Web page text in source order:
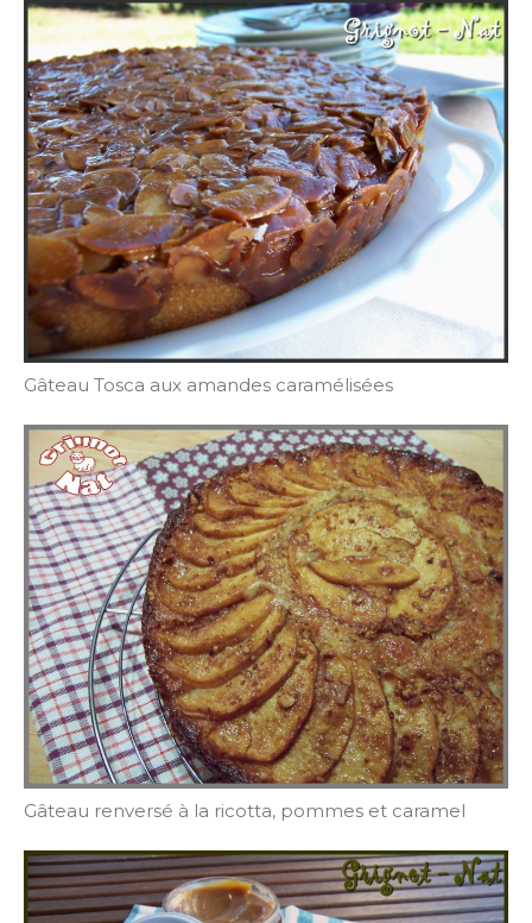
Gâteau Tosca aux amandes caramélisées
Gâteau renversé à la ricotta, pommes et caramel